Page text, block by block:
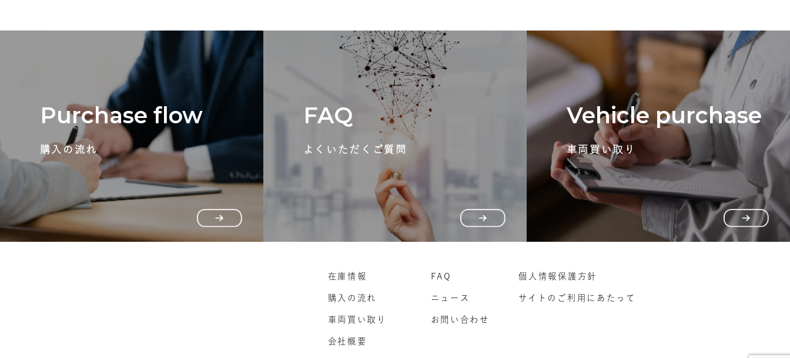
Purchase flow
購入の流れ
FAQ
よくいただくご質問
Vehicle purchase
車両買い取り
在庫情報
購入の流れ
車両買い取り
会社概要
FAQ
ニュース
お問い合わせ
個人情報保護方針
サイトのご利用にあたって